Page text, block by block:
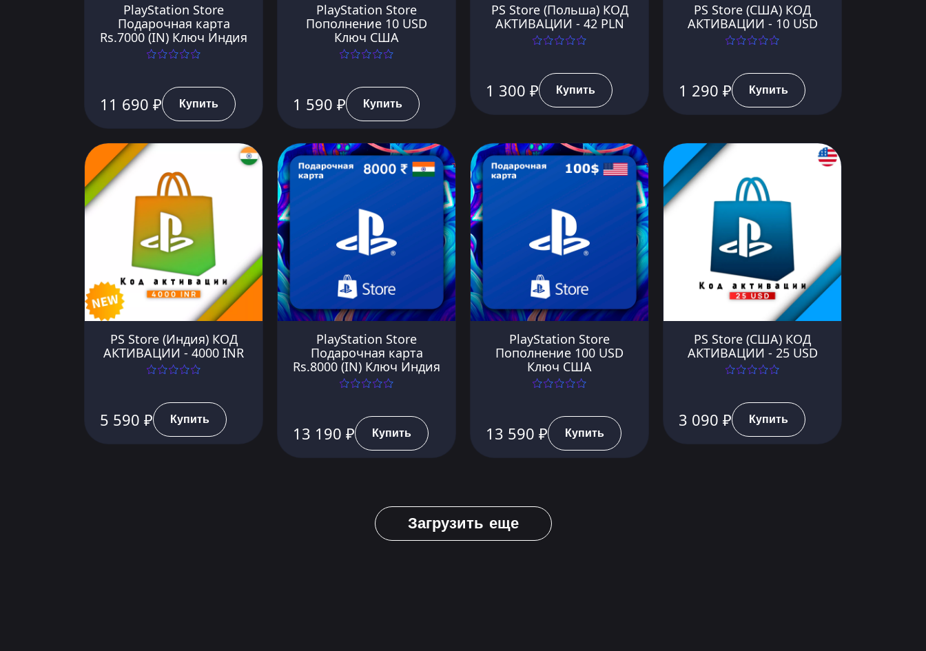
PlayStation Store
Подарочная карта
Rs.7000 (IN) Ключ Индия
11 690 ₽ Купить
PlayStation Store
Пополнение 10 USD
Ключ США
1 590 ₽ Купить
PS Store (Польша) КОД
АКТИВАЦИИ - 42 PLN
1 300 ₽ Купить
PS Store (США) КОД
АКТИВАЦИИ - 10 USD
1 290 ₽ Купить
PS Store (Индия) КОД
АКТИВАЦИИ - 4000 INR
5 590 ₽ Купить
PlayStation Store
Подарочная карта
Rs.8000 (IN) Ключ Индия
13 190 ₽ Купить
PlayStation Store
Пополнение 100 USD
Ключ США
13 590 ₽ Купить
PS Store (США) КОД
АКТИВАЦИИ - 25 USD
3 090 ₽ Купить
Загрузить еще